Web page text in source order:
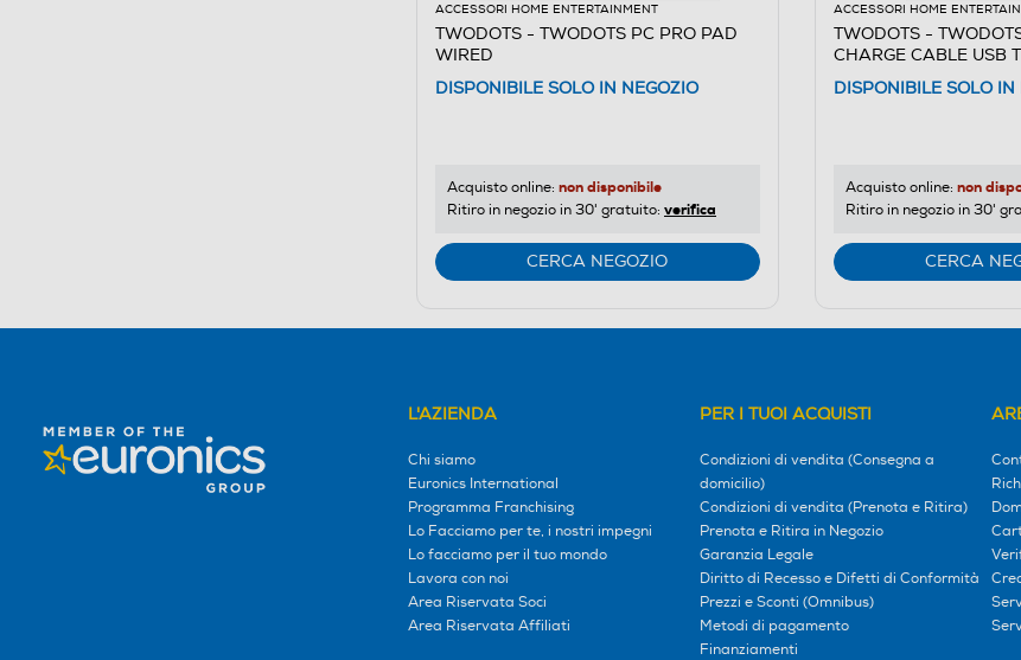
ACCESSORI HOME ENTERTAINMENT
TWODOTS - TWODOTS PC PRO PAD
WIRED
DISPONIBILE SOLO IN NEGOZIO
Acquisto online: non disponibile
Ritiro in negozio in 30' gratuito: verifica
CERCA NEGOZIO
ACCESSORI HOME
TWODOTS -
CHARGE CABLE USB
DISPONIBILE SOLO IN
Acquisto online: non
Ritiro in negozio in 30'
CERCA
L'AZIENDA
Chi siamo
Euronics International
Programma Franchising
Lo Facciamo per te, i nostri impegni
Lo facciamo per il tuo mondo
Lavora con noi
Area Riservata Soci
Area Riservata Affiliati
PER I TUOI ACQUISTI
Condizioni di vendita (Consegna a
domicilio)
Condizioni di vendita (Prenota e Ritira)
Prenota e Ritira in Negozio
Garanzia Legale
Diritto di Recesso e Difetti di Conformità
Prezzi e Sconti (Omnibus)
Metodi di pagamento
Finanziamenti